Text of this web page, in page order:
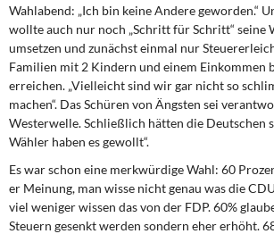
Wahlabend: „Ich bin keine Andere geworden.“
wollte auch nur noch „Schritt für Schritt“ seine
umsetzen und zunächst einmal nur
Familien mit 2 Kindern und einem Einkommen
erreichen. „Vielleicht sind wir gar nicht so
machen“. Das Schüren von Ängsten sei
Westerwelle. Schließlich hätten die Deutschen
Wähler haben es gewollt“.
Es war schon eine merkwürdige Wahl: 60
er Meinung, man wisse nicht genau was die
viel weniger wissen das von der FDP. 60%
Steuern gesenkt werden sondern eher erhöht.